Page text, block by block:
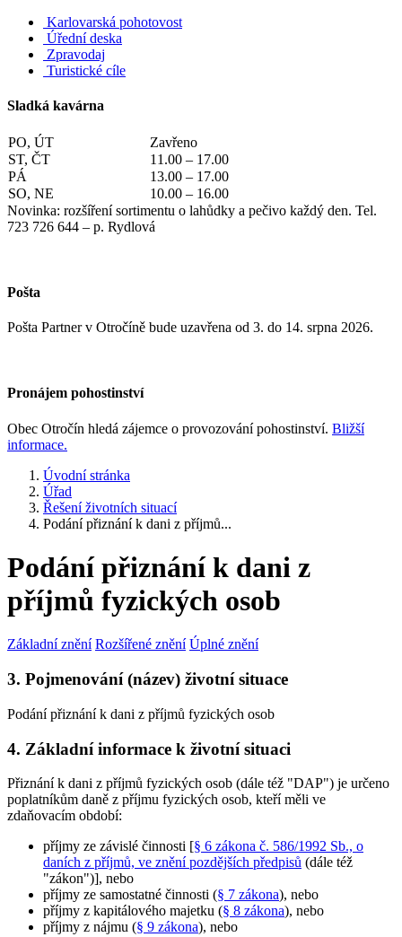
Karlovarská pohotovost
Úřední deska
Zpravodaj
Turistické cíle
Sladká kavárna
PO, ÚT
Zavřeno
ST, ČT
11.00 – 17.00
PÁ
13.00 – 17.00
SO, NE
10.00 – 16.00
Novinka: rozšíření sortimentu o lahůdky a pečivo každý den. Tel.
723 726 644 – p. Rydlová
Pošta
Pošta Partner v Otročíně bude uzavřena od 3. do 14. srpna 2026.
Pronájem pohostinství
Obec Otročín hledá zájemce o provozování pohostinství. Bližší
informace.
Úvodní stránka
Úřad
Řešení životních situací
Podání přiznání k dani z příjmů...
Podání přiznání k dani z
příjmů fyzických osob
Základní znění Rozšířené znění Úplné znění
3. Pojmenování (název) životní situace
Podání přiznání k dani z příjmů fyzických osob
4. Základní informace k životní situaci
Přiznání k dani z příjmů fyzických osob (dále též "DAP") je určeno
poplatníkům daně z příjmu fyzických osob, kteří měli ve
zdaňovacím období:
příjmy ze závislé činnosti [§ 6 zákona č. 586/1992 Sb., o
daních z příjmů, ve znění pozdějších předpisů (dále též
"zákon")], nebo
příjmy ze samostatné činnosti (§ 7 zákona), nebo
příjmy z kapitálového majetku (§ 8 zákona), nebo
příjmy z nájmu (§ 9 zákona), nebo